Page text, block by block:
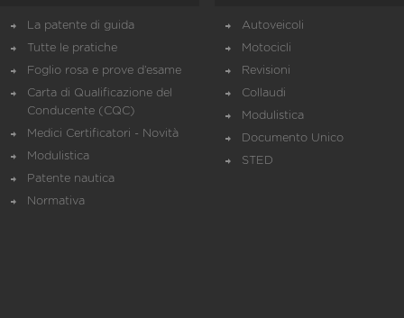
La patente di guida
Tutte le pratiche
Foglio rosa e prove d’esame
Carta di Qualificazione del
Conducente (CQC)
Medici Certificatori - Novità
Modulistica
Patente nautica
Normativa
Autoveicoli
Motocicli
Revisioni
Collaudi
Modulistica
Documento Unico
STED